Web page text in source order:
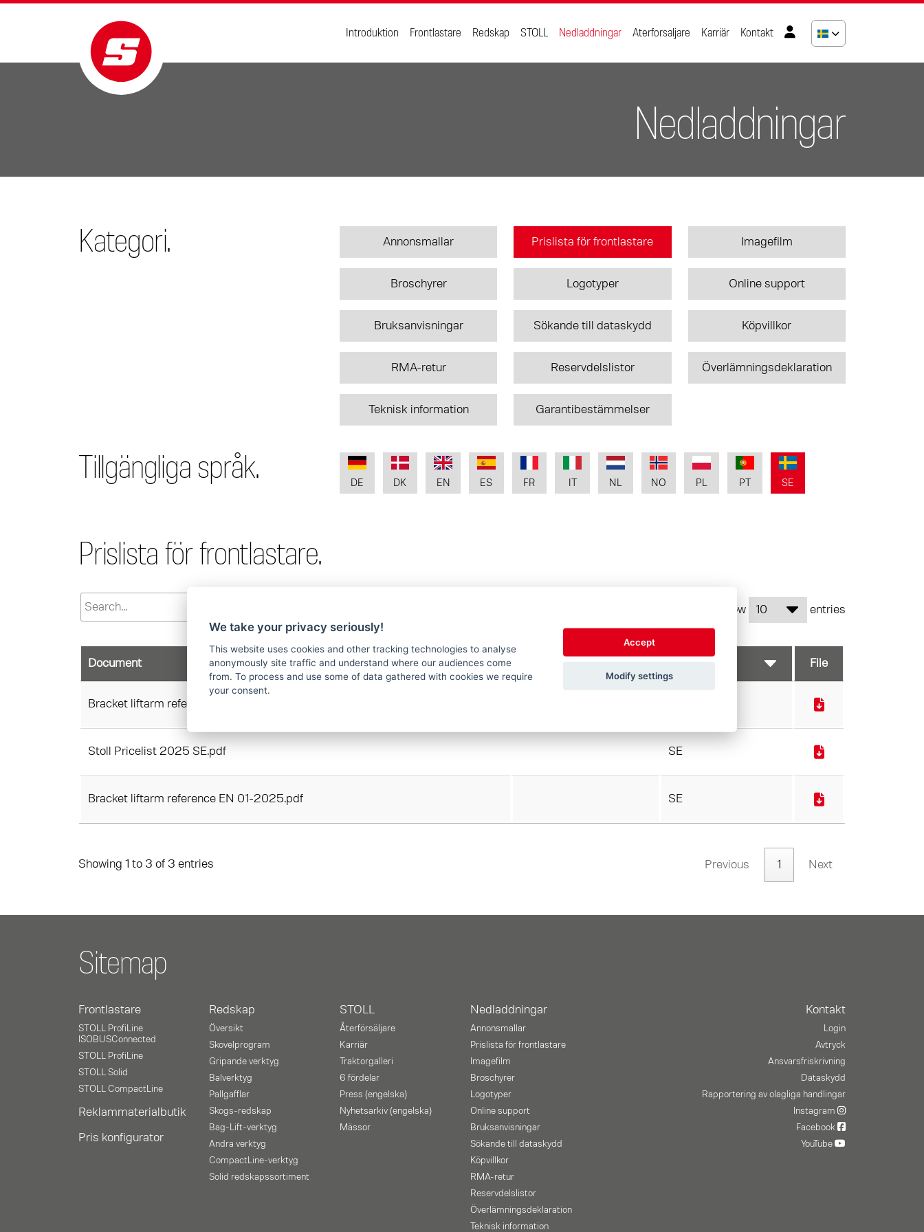
Introduktion Frontlastare Redskap STOLL Nedladdningar Aterforsaljare Karriär Kontakt
Nedladdningar
Kategori. Annonsmallar Prislista för frontlastare Imagefilm
Broschyrer Logotyper Online support
Bruksanvisningar Sökande till dataskydd Köpvillkor
RMA-retur Reservdelslistor Överlämningsdeklaration
Teknisk information Garantibestämmelser
Tillgängliga språk. DE DK EN ES FR NL NO PL PT SE
Prislista för frontlastare.
Show entries
Document File
Bracket liftarm reference FC EN 01-2025.pdf
Stoll Pricelist 2025 SE.pdf SE
Bracket liftarm reference EN 01-2025.pdf SE
Showing 1 to 3 of 3 entries Previous 1 Next
Sitemap
Frontlastare
STOLL ProfiLine
ISOBUSConnected
STOLL ProfiLine
STOLL Solid
STOLL CompactLine
Reklammaterialbutik
Pris konfigurator
Redskap
Översikt
Skovelprogram
Gripande verktyg
Balverktyg
Pallgafflar
Skogs-redskap
Bag-Lift-verktyg
Andra verktyg
CompactLine-verktyg
Solid redskapssortiment
STOLL
Återförsäljare
Karriär
Traktorgalleri
6 fördelar
Press (engelska)
Nyhetsarkiv (engelska)
Mässor
Nedladdningar
Annonsmallar
Prislista för frontlastare
Imagefilm
Broschyrer
Logotyper
Online support
Bruksanvisningar
Sökande till dataskydd
Köpvillkor
RMA-retur
Reservdelslistor
Överlämningsdeklaration
Teknisk information
Kontakt
Login
Avtryck
Ansvarsfriskrivning
Dataskydd
Rapportering av olagliga handlingar
Instagram
Facebook
YouTube
We take your privacy seriously!
This website uses cookies and other tracking technologies to analyse
anonymously site traffic and understand where our audiences come
from. To process and use some of data gathered with cookies we require
your consent.
Accept
Modify settings